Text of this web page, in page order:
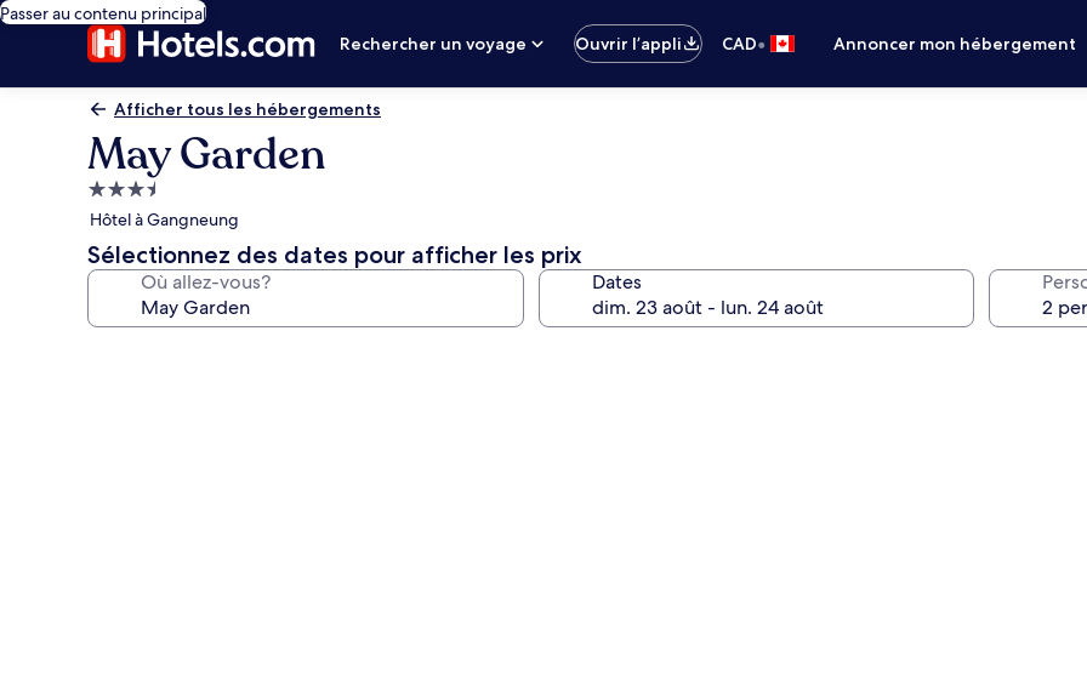
Passer au contenu principal
Rechercher un voyage
Ouvrir l’appli CAD• Annoncer mon hébergement
Afficher tous les hébergements
May Garden
Hébergement
3.5 étoiles
Hôtel à Gangneung
Sélectionnez des dates pour afficher les prix
Où allez-vous? Dates